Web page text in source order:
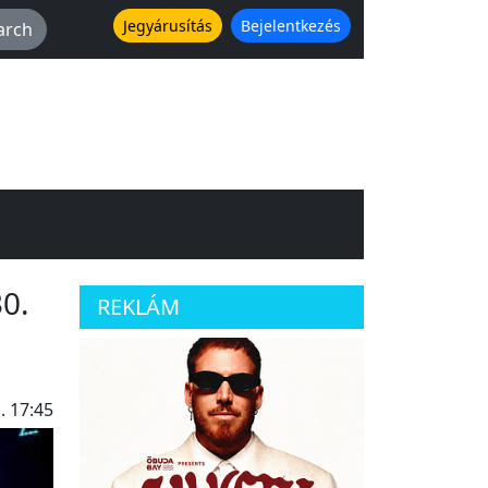
Jegyárusítás Bejelentkezés
17:45
REKLÁM